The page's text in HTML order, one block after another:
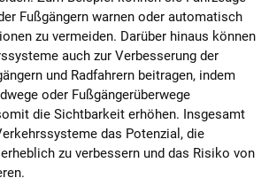
Fußgängern warnen oder automatisch
zu vermeiden. Darüber hinaus können
auch zur Verbesserung der
und Radfahrern beitragen, indem
oder Fußgängerüberwege
die Sichtbarkeit erhöhen. Insgesamt
das Potenzial, die
zu verbessern und das Risiko von